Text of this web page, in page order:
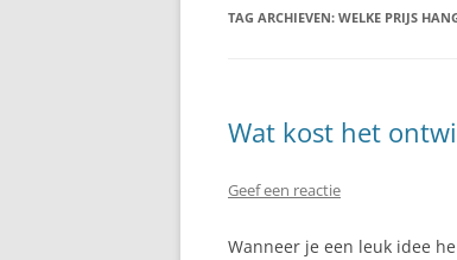
TAG ARCHIEVEN: WELKE PRIJS
Wat kost het
Geef een reactie
Wanneer je een leuk idee